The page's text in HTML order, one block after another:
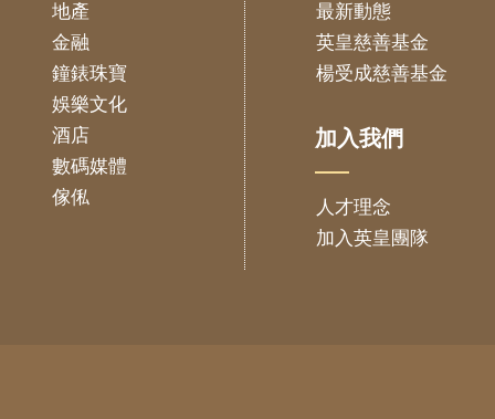
地產
金融
鐘錶珠寶
娛樂文化
酒店
數碼媒體
傢俬
最新動態
英皇慈善基金
楊受成慈善基金
加入我們
人才理念
加入英皇團隊